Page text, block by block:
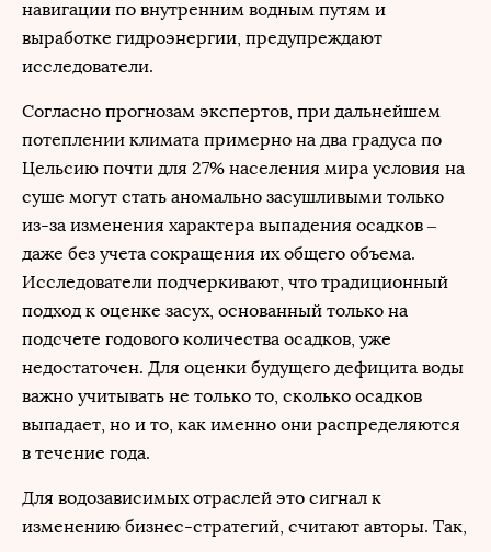
навигации по внутренним водным путям и
выработке гидроэнергии, предупреждают
исследователи.
Согласно прогнозам экспертов, при дальнейшем
потеплении климата примерно на два градуса по
Цельсию почти для 27% населения мира условия на
суше могут стать аномально засушливыми только
из-за изменения характера выпадения осадков –
даже без учета сокращения их общего объема.
Исследователи подчеркивают, что традиционный
подход к оценке засух, основанный только на
подсчете годового количества осадков, уже
недостаточен. Для оценки будущего дефицита воды
важно учитывать не только то, сколько осадков
выпадает, но и то, как именно они распределяются
в течение года.
Для водозависимых отраслей это сигнал к
изменению бизнес-стратегий, считают авторы. Так,